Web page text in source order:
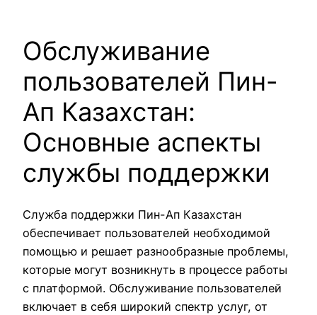
Обслуживание
пользователей Пин-
Ап Казахстан:
Основные аспекты
службы поддержки
Служба поддержки Пин-Ап Казахстан
обеспечивает пользователей необходимой
помощью и решает разнообразные проблемы,
которые могут возникнуть в процессе работы
с платформой. Обслуживание пользователей
включает в себя широкий спектр услуг, от